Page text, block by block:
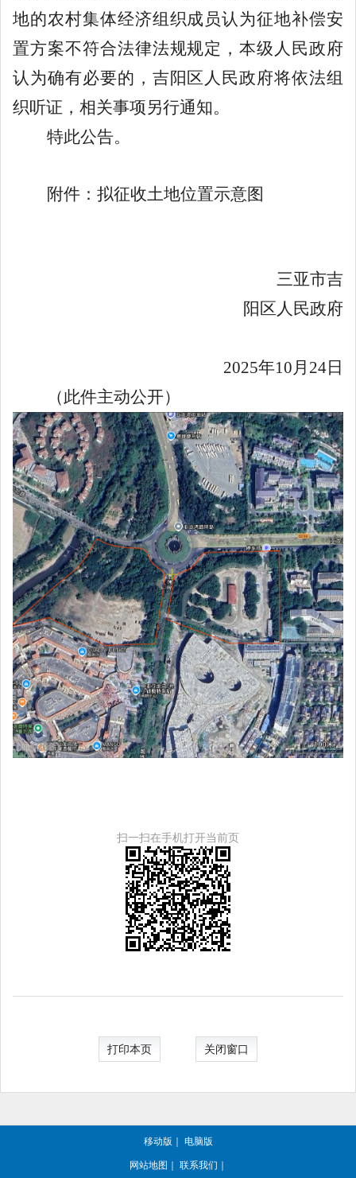
地的农村集体经济组织成员认为征地补偿安
置方案不符合法律法规规定，本级人民政府
认为确有必要的，吉阳区人民政府将依法组
织听证，相关事项另行通知。
特此公告。
附件：拟征收土地位置示意图
三亚市吉
阳区人民政府
2025年10 月 24日
（此件主动公开）
扫一扫在手机打开当前页
打印本页 关闭窗口
移动版 电脑版
网站地图 联系我们